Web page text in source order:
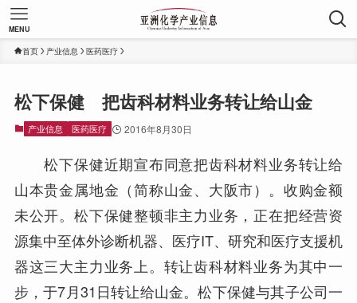
MENU
首页 产业信息 医药医疗
松下保健 把齿科材料业务转让给山金
产业信息 医药医疗 2016年8月30日
松下保健近期宣布同意把齿科材料业务转让给
山本贵金属地金（简称山金、大阪市）。收购金额
未公开。松下保健整顿非主力业务，正在把经营资
源集中至体外诊断机器、医疗IT、研究和医疗支援机
器这三大主力业务上。转让齿科材料业务为其中一
步，于7月31日转让给山金。松下保健与其子公司一